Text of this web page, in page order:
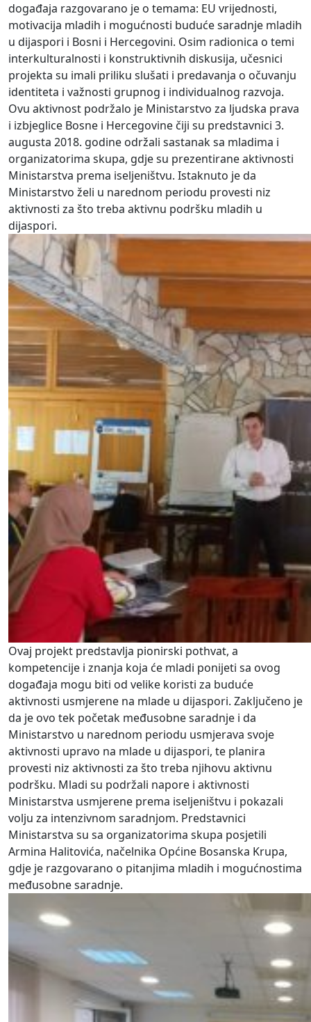
događaja razgovarano je o temama: EU vrijednosti,
motivacija mladih i mogućnosti buduće saradnje mladih
u dijaspori i Bosni i Hercegovini. Osim radionica o temi
interkulturalnosti i konstruktivnih diskusija, učesnici
projekta su imali priliku slušati i predavanja o očuvanju
identiteta i važnosti grupnog i individualnog razvoja.
Ovu aktivnost podržalo je Ministarstvo za ljudska prava
i izbjeglice Bosne i Hercegovine čiji su predstavnici 3.
augusta 2018. godine održali sastanak sa mladima i
organizatorima skupa, gdje su prezentirane aktivnosti
Ministarstva prema iseljeništvu. Istaknuto je da
Ministarstvo želi u narednom periodu provesti niz
aktivnosti za što treba aktivnu podršku mladih u
dijaspori.
Ovaj projekt predstavlja pionirski pothvat, a
kompetencije i znanja koja će mladi ponijeti sa ovog
događaja mogu biti od velike koristi za buduće
aktivnosti usmjerene na mlade u dijaspori. Zaključeno je
da je ovo tek početak međusobne saradnje i da
Ministarstvo u narednom periodu usmjerava svoje
aktivnosti upravo na mlade u dijaspori, te planira
provesti niz aktivnosti za što treba njihovu aktivnu
podršku. Mladi su podržali napore i aktivnosti
Ministarstva usmjerene prema iseljeništvu i pokazali
volju za intenzivnom saradnjom. Predstavnici
Ministarstva su sa organizatorima skupa posjetili
Armina Halitovića, načelnika Općine Bosanska Krupa,
gdje je razgovarano o pitanjima mladih i mogućnostima
međusobne saradnje.